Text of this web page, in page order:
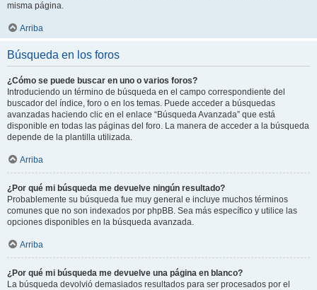
misma página.
Arriba
Búsqueda en los foros
¿Cómo se puede buscar en uno o varios foros?
Introduciendo un término de búsqueda en el campo correspondiente del
buscador del índice, foro o en los temas. Puede acceder a búsquedas
avanzadas haciendo clic en el enlace “Búsqueda Avanzada” que está
disponible en todas las páginas del foro. La manera de acceder a la búsqueda
depende de la plantilla utilizada.
Arriba
¿Por qué mi búsqueda me devuelve ningún resultado?
Probablemente su búsqueda fue muy general e incluye muchos términos
comunes que no son indexados por phpBB. Sea más específico y utilice las
opciones disponibles en la búsqueda avanzada.
Arriba
¿Por qué mi búsqueda me devuelve una página en blanco?
La búsqueda devolvió demasiados resultados para ser procesados por el